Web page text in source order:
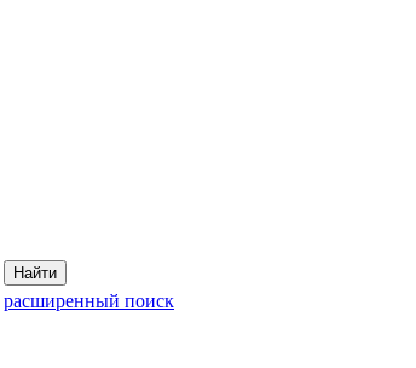
Найти
расширенный поиск